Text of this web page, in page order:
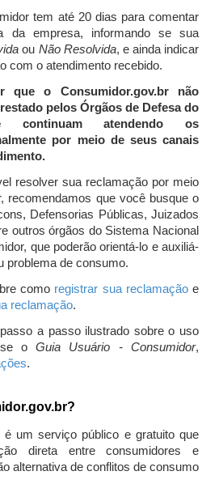
tem até 20 dias para comentar
da empresa, informando se sua
ou Não Resolvida, e ainda indicar
com o atendimento recebido.
que o Consumidor.gov.br não
pelos Órgãos de Defesa do
continuam atendendo os
por meio de seus canais
resolver sua reclamação por meio
recomendamos que você busque o
Defensorias Públicas, Juizados
outros órgãos do Sistema Nacional
que poderão orientá-lo e auxiliá-
problema de consumo.
como registrar sua reclamaçãoe
reclamação.
a passo ilustrado sobre o uso
oGuia Usuário - Consumidor,
.
é um serviço público e gratuito que
direta entre consumidores e
alternativa de conflitos de consumo